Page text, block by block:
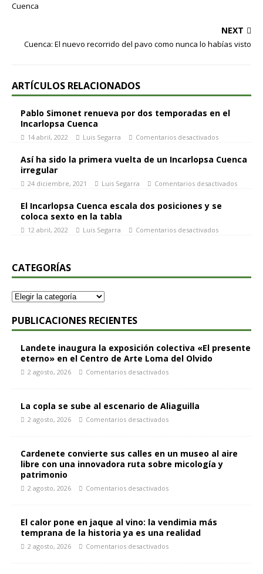
Cuenca
NEXT
Cuenca: El nuevo recorrido del pavo como nunca lo habías visto
ARTÍCULOS RELACIONADOS
Pablo Simonet renueva por dos temporadas en el
Incarlopsa Cuenca
14 abril, 2022 Luis Segarra Comentarios desactivados
Así ha sido la primera vuelta de un Incarlopsa Cuenca
irregular
24 diciembre, 2021 Luis Segarra Comentarios desactivados
El Incarlopsa Cuenca escala dos posiciones y se
coloca sexto en la tabla
12 abril, 2022 Luis Segarra Comentarios desactivados
CATEGORÍAS
PUBLICACIONES RECIENTES
Landete inaugura la exposición colectiva «El presente
eterno» en el Centro de Arte Loma del Olvido
2 agosto, 2026 Comentarios desactivados
La copla se sube al escenario de Aliaguilla
2 agosto, 2026 Comentarios desactivados
Cardenete convierte sus calles en un museo al aire
libre con una innovadora ruta sobre micología y
patrimonio
2 agosto, 2026 Comentarios desactivados
El calor pone en jaque al vino: la vendimia más
temprana de la historia ya es una realidad
2 agosto, 2026 Comentarios desactivados